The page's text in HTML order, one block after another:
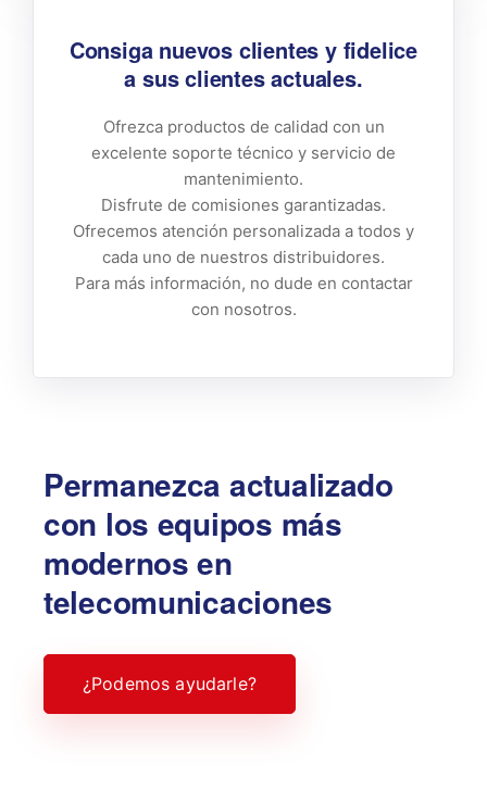
Consiga nuevos clientes y fidelice
a sus clientes actuales.
Ofrezca productos de calidad con un
excelente soporte técnico y servicio de
mantenimiento.
Disfrute de comisiones garantizadas.
Ofrecemos atención personalizada a todos y
cada uno de nuestros distribuidores.
Para más información, no dude en contactar
con nosotros.
Permanezca actualizado
con los equipos más
modernos en
telecomunicaciones
¿Podemos ayudarle?